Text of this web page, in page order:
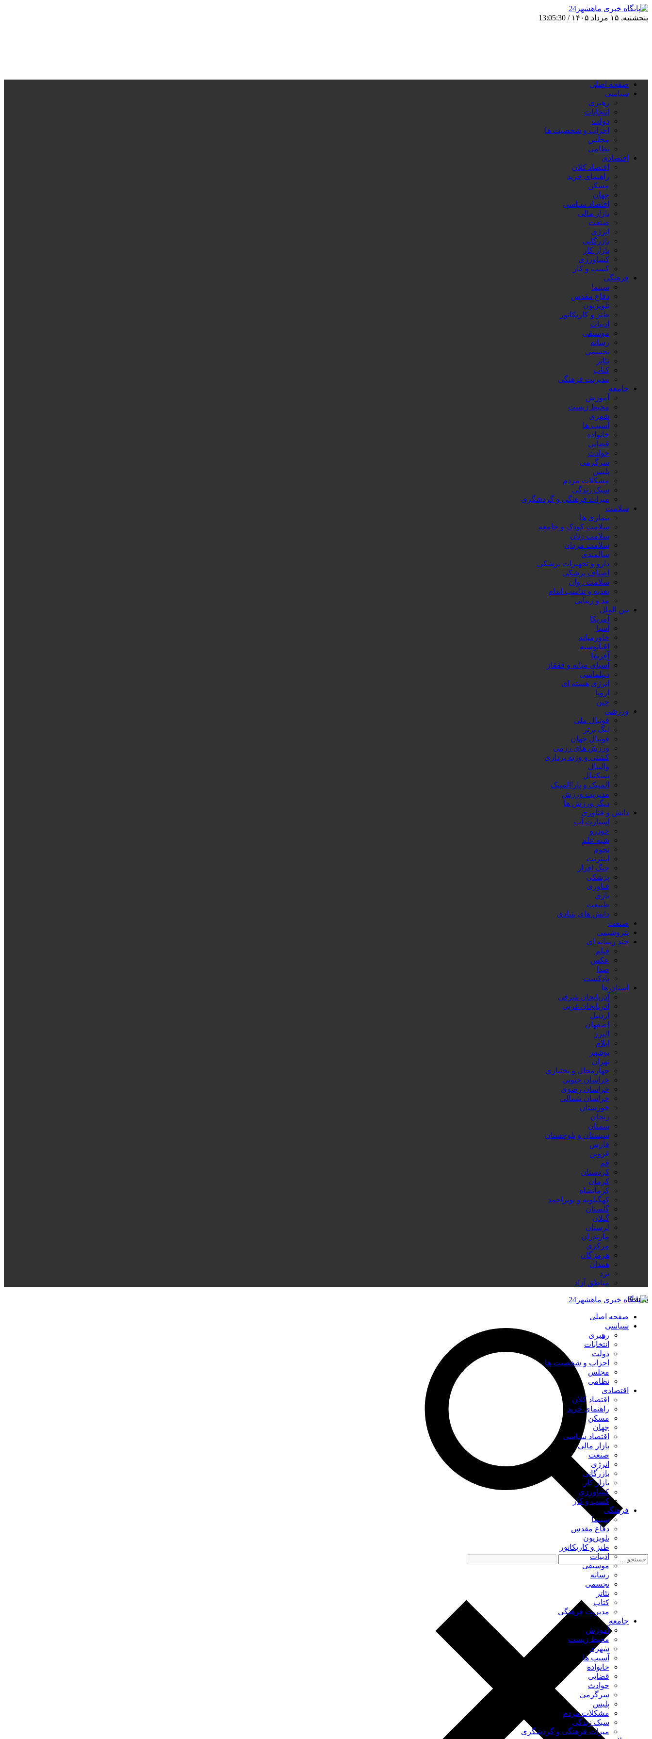
پنجشنبه, ۱۵ مرداد ۱۴۰۵ / 13:05:31
صفحه اصلی
سیاسی
رهبری
انتخابات
دولت
احزاب و شخصیت ها
مجلس
نظامی
اقتصادی
اقتصاد کلان
راهنمای خرید
مسکن
جهان
اقتصاد سیاسی
بازار مالی
صنعت
انرژی
بازرگانی
بازار کار
کشاورزی
کسب و کار
فرهنگی
سینما
دفاع مقدس
تلویزیون
طنز و کاریکاتور
ادبیات
موسیقی
رسانه
تجسمی
تئاتر
کتاب
مدیریت فرهنگی
جامعه
آموزش
محیط زیست
شهری
آسیب ها
خانواده
قضایی
حوادث
سرگرمی
پلیس
مشکلات مردم
سبک زندگی
میراث فرهنگی و گردشگری
سلامت
بیماری ها
سلامت کودک و جامعه
سلامت زنان
سلامت مردان
سالمندی
دارو و تجهیزات پزشکی
اصناف پزشکی
سلامت روان
تغذیه و تناسب اندام
مد و زیبایی
بین الملل
آمریکا
آسیا
خاورمیانه
اقیانوسیه
آفریقا
آسیای میانه و قفقاز
دیپلماسی
انرژی هسته ای
اروپا
چین
ورزشی
فوتبال ملی
لیگ برتر
فوتبال جهان
ورزش های رزمی
کشتی و وزنه برداری
والیبال
بسکتبال
المپیک و پاراالمپیک
مدیریت ورزش
دیگر ورزش ها
دانش و فناوری
استارت آپ
خودرو
شبه علم
نجوم
اینترنت
جنگ افزار
پزشکی
فناوری
بازی
طبیعت
دانش های بنیادی
صنعت
پتروشیمی
چند رسانه ای
فیلم
عکس
صدا
پادکست
استان ها
آذربایجان شرقی
آذربایجان غربی
اردبیل
اصفهان
البرز
ایلام
بوشهر
تهران
چهارمحال و بختیاری
خراسان جنوبی
خراسان رضوی
خراسان شمالی
خوزستان
زنجان
سمنان
سیستان و بلوچستان
فارس
قزوین
قم
کردستان
کرمان
کرمانشاه
کهگیلویه و بویراحمد
گلستان
گیلان
لرستان
مازندران
مرکزی
هرمزگان
همدان
یزد
مناطق آزاد
Search
صفحه اصلی
سیاسی
رهبری
انتخابات
دولت
احزاب و شخصیت ها
مجلس
نظامی
اقتصادی
اقتصاد کلان
راهنمای خرید
مسکن
جهان
اقتصاد سیاسی
بازار مالی
صنعت
انرژی
بازرگانی
بازار کار
کشاورزی
کسب و کار
فرهنگی
سینما
دفاع مقدس
تلویزیون
طنز و کاریکاتور
ادبیات
موسیقی
رسانه
تجسمی
تئاتر
کتاب
مدیریت فرهنگی
جامعه
آموزش
محیط زیست
شهری
آسیب ها
خانواده
قضایی
حوادث
سرگرمی
پلیس
مشکلات مردم
سبک زندگی
میراث فرهنگی و گردشگری